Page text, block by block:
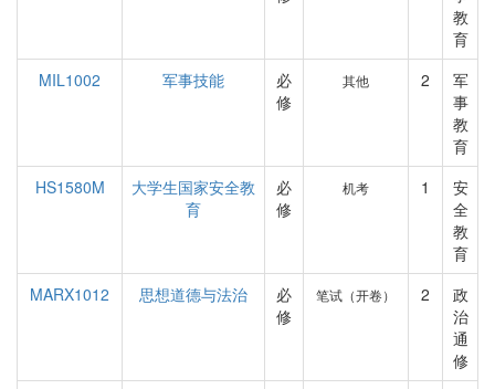
教
育
MIL1002
军事技能
必
修
其他 2
军
事
教
育
HS1580M
大学生国家安全教
育
必
修
机考 1
安
全
教
育
MARX1012
思想道德与法治
必
修
笔试（开卷） 2
政
治
通
修